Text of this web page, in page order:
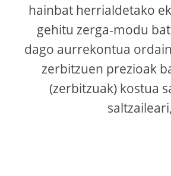
hainbat herrialdetako
gehitu zerga-modu
dago aurrekontua
zerbitzuen prezioak
(zerbitzuak) kostua